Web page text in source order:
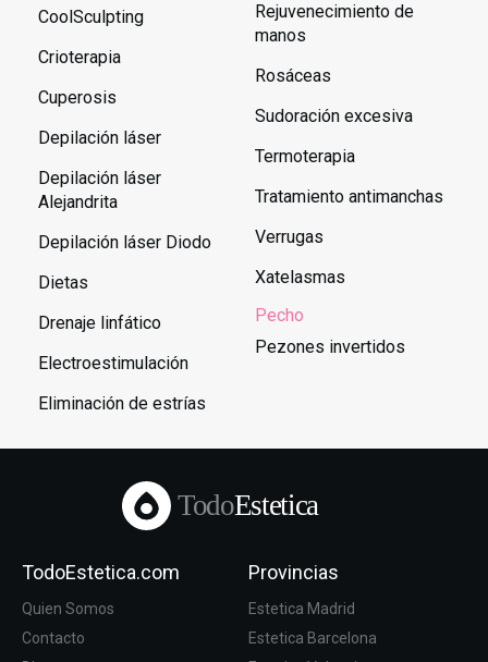
CoolSculpting
Crioterapia
Cuperosis
Depilación láser
Depilación láser
Alejandrita
Depilación láser Diodo
Dietas
Drenaje linfático
Electroestimulación
Eliminación de estrías
Rejuvenecimiento de
manos
Rosáceas
Sudoración excesiva
Termoterapia
Tratamiento antimanchas
Verrugas
Xatelasmas
Pecho
Pezones invertidos
TodoEstetica
TodoEstetica.com
Quien Somos
Contacto
Provincias
Estetica Madrid
Estetica Barcelona